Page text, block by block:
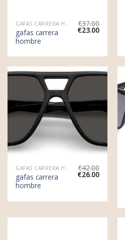
GAFAS CARRERA HOMBRE
gafas carrera
hombre
€37.00
€23.00
GAFAS CARRERA HOMBRE
gafas carrera
hombre
€42.00
€26.00